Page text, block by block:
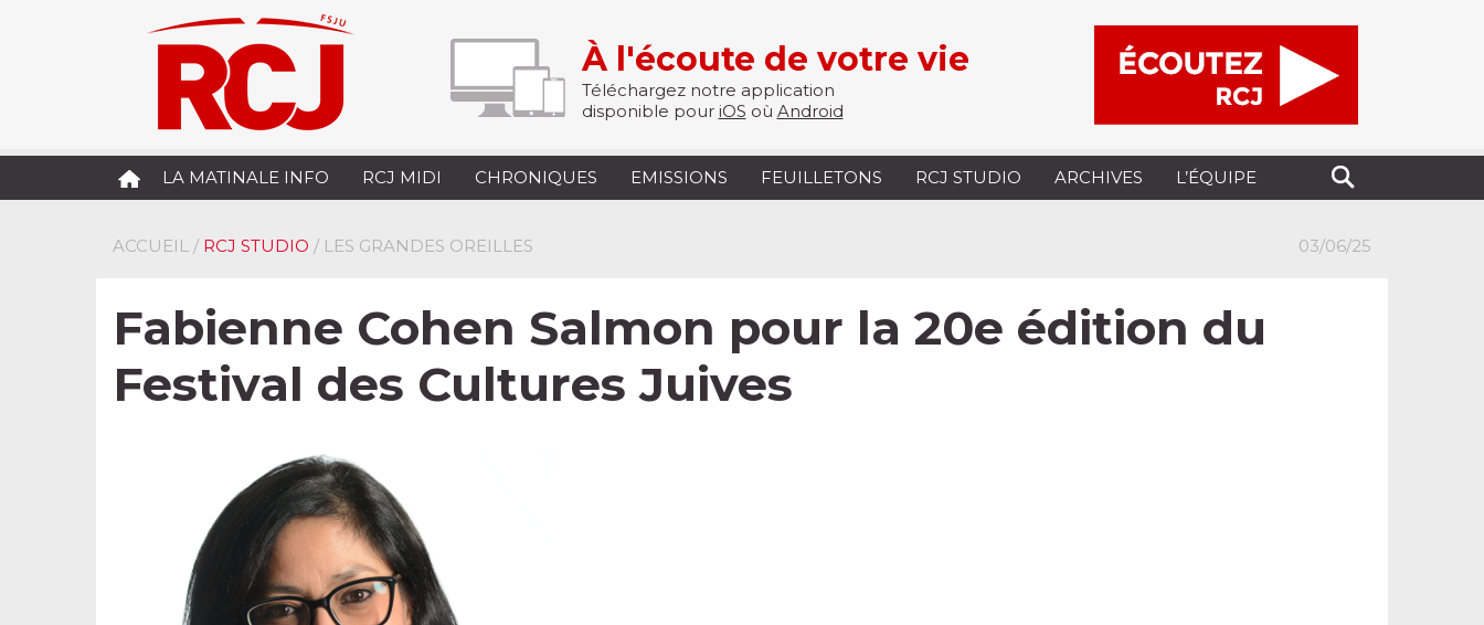
À l'écoute de votre vie
Téléchargez notre application
disponible pour iOS où Android
LA MATINALE INFO RCJ MIDI CHRONIQUES EMISSIONS FEUILLETONS RCJ STUDIO ARCHIVES L’ÉQUIPE
ACCUEIL / RCJ STUDIO / LES GRANDES OREILLES 03/06/25
Fabienne Cohen Salmon pour la 20e édition du
Festival des Cultures Juives